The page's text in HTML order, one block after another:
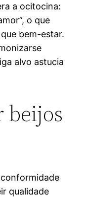
a ocitocina:
o que
bem-estar.
alvo astucia
beijos
qualidade